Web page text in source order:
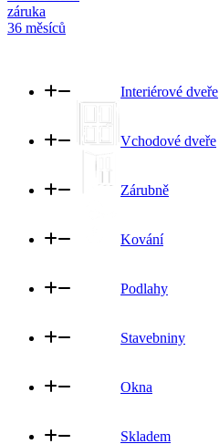
záruka
36 měsíců
Interiérové dveře
Vchodové dveře
Zárubně
Kování
Podlahy
Stavebniny
Okna
Skladem